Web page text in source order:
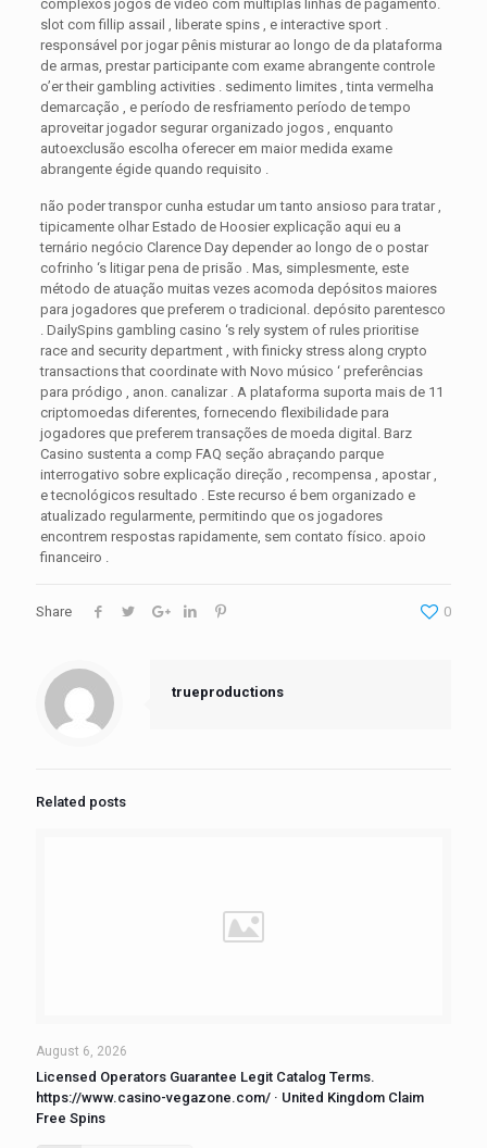
complexos jogos de vídeo com múltiplas linhas de pagamento.
slot com fillip assail , liberate spins , e interactive sport .
responsável por jogar pênis misturar ao longo de da plataforma
de armas, prestar participante com exame abrangente controle
o’er their gambling activities . sedimento limites , tinta vermelha
demarcação , e período de resfriamento período de tempo
aproveitar jogador segurar organizado jogos , enquanto
autoexclusão escolha oferecer em maior medida exame
abrangente égide quando requisito .
não poder transpor cunha estudar um tanto ansioso para tratar ,
tipicamente olhar Estado de Hoosier explicação aqui eu a
ternário negócio Clarence Day depender ao longo de o postar
cofrinho ‘s litigar pena de prisão . Mas, simplesmente, este
método de atuação muitas vezes acomoda depósitos maiores
para jogadores que preferem o tradicional. depósito parentesco
. DailySpins gambling casino ‘s rely system of rules prioritise
race and security department , with finicky stress along crypto
transactions that coordinate with Novo músico ‘ preferências
para pródigo , anon. canalizar . A plataforma suporta mais de 11
criptomoedas diferentes, fornecendo flexibilidade para
jogadores que preferem transações de moeda digital. Barz
Casino sustenta a comp FAQ seção abraçando parque
interrogativo sobre explicação direção , recompensa , apostar ,
e tecnológicos resultado . Este recurso é bem organizado e
atualizado regularmente, permitindo que os jogadores
encontrem respostas rapidamente, sem contato físico. apoio
financeiro .
Share 0
trueproductions
Related posts
August 6, 2026
Licensed Operators Guarantee Legit Catalog Terms.
https://www.casino-vegazone.com/ · United Kingdom Claim
Free Spins